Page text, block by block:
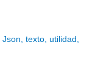
Json, texto, utilidad ,